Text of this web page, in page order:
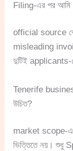
Filing-এর পর আমি
official source
misleading
দুটিই applicants-
Tenerife
উচিত?
market scope-
ভিত্তিতে নয়। শুধু